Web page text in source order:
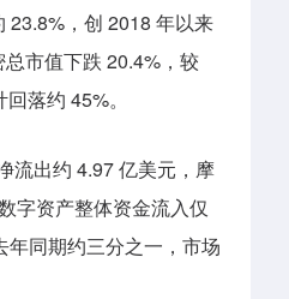
23.8%，创 2018 年以来
市值下跌 20.4%，较
落约 45%。
流出约 4.97 亿美元 ， 摩
字资产整体资金流入仅
年同期约三分之一 ， 市场